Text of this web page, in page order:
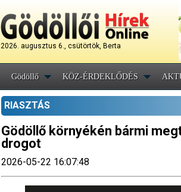
2026. augusztus 6., csütörtök, Berta
Gödöllő KÖZ-ÉRDEKLŐDÉS
RIASZTÁS
Gödöllő környékén bármi
drogot
2026-05-22 16:07:48